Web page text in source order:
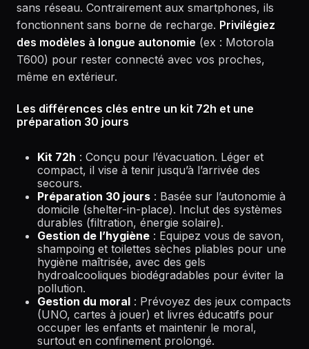
sans réseau. Contrairement aux smartphones, ils
fonctionnent sans borne de recharge. Privilégiez
des modèles à longue autonomie (ex : Motorola
T600) pour rester connecté avec vos proches,
même en extérieur.
Les différences clés entre un kit 72h et une
préparation 30 jours
Kit 72h : Conçu pour l’évacuation. Léger et
compact, il vise à tenir jusqu’à l’arrivée des
secours.
Préparation 30 jours : Basée sur l’autonomie à
domicile (shelter-in-place). Inclut des systèmes
durables (filtration, énergie solaire).
Gestion de l’hygiène : Equipez vous de savon,
shampoing et toilettes sèches pliables pour une
hygiène maîtrisée, avec des gels
hydroalcooliques biodégradables pour éviter la
pollution.
Gestion du moral : Prévoyez des jeux compacts
(UNO, cartes à jouer) et livres éducatifs pour
occuper les enfants et maintenir le moral,
surtout en confinement prolongé.